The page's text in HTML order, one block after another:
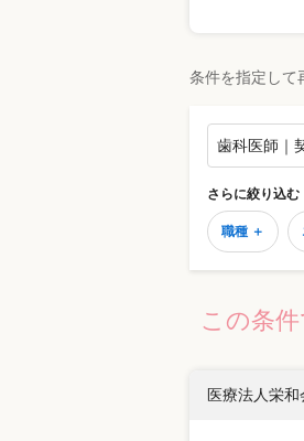
条件を指定して
歯科医師｜
さらに絞り込む
職種 ＋
この条
医療法人栄和